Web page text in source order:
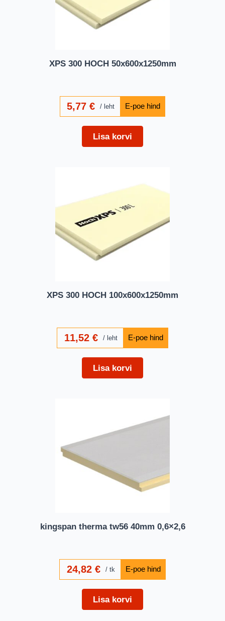
XPS 300 HOCH 50x600x1250mm
5,77€ leht
Lisa korvi
XPS 300 HOCH 100x600x1250mm
11,52 € leht
Lisa korvi
kingspan therma tw56 40mm 0,6×2,6
24,82 € tk
Lisa korvi